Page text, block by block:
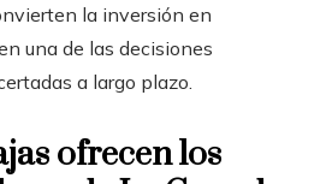
la inversión en
una de las decisiones
a largo plazo.
ofrecen los